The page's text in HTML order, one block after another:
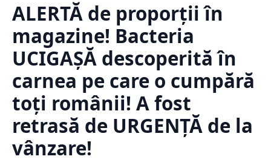
ALERTĂ de proporții în
magazine! Bacteria
UCIGAȘĂ descoperită în
carnea pe care o cumpără
toți românii! A fost
retrasă de URGENȚĂ de la
vânzare!